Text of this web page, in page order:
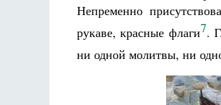
Непременно
рукаве, красные флаги7.
ни одной молитвы, ни